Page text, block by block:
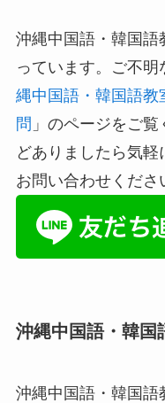
沖縄中国語・韓国語
っています。ご不明
縄中国語・韓国語
問 」のページをご
どありましたら気
お問い合わせくださ
沖縄中国語・韓国
沖縄中国語・韓国語